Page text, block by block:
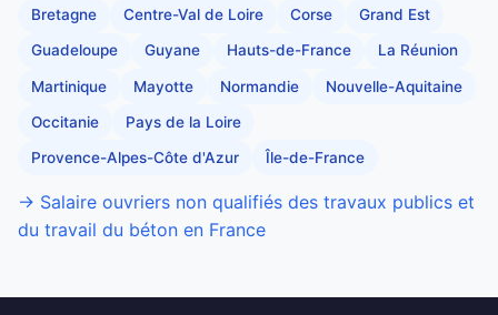
Bretagne Centre-Val de Loire Corse Grand Est
Guadeloupe Guyane Hauts-de-France La Réunion
Martinique Mayotte Normandie Nouvelle-Aquitaine
Occitanie Pays de la Loire
Provence-Alpes-Côte d'Azur Île-de-France
→ Salaire ouvriers non qualifiés des travaux publics et
du travail du béton en France